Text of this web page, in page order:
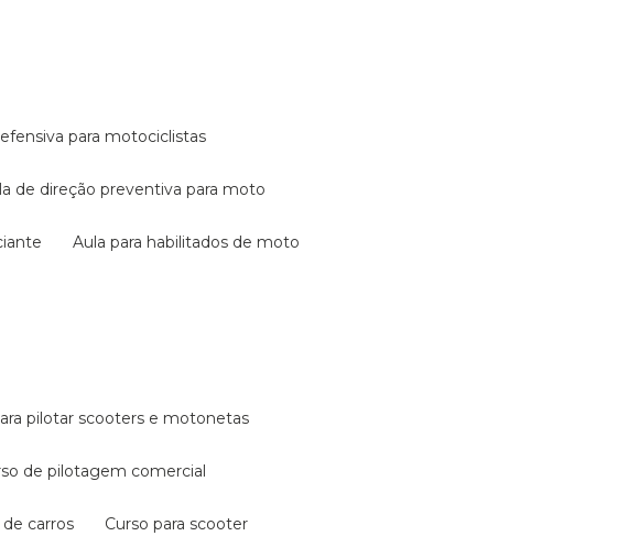
para motociclistas
de direção preventiva para moto
aula para habilitados de moto
pilotar scooters e motonetas
de pilotagem comercial
carros curso para scooter